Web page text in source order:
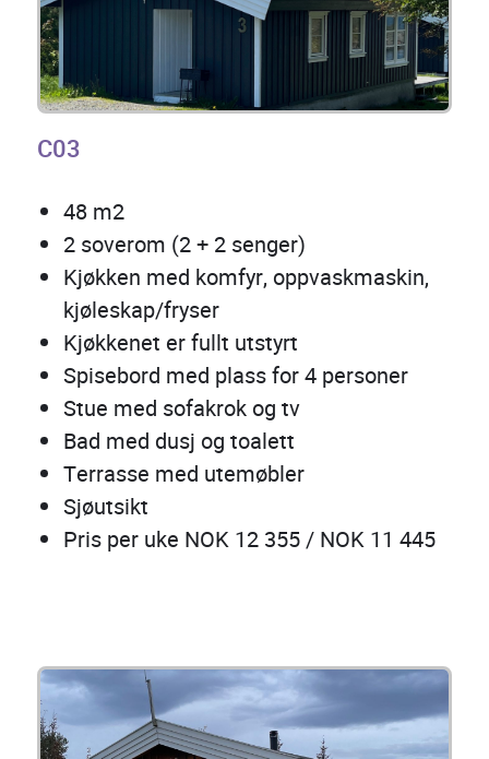
C03
48 m2
2 soverom (2 + 2 senger)
Kjøkken med komfyr, oppvaskmaskin,
kjøleskap/fryser
Kjøkkenet er fullt utstyrt
Spisebord med plass for 4 personer
Stue med sofakrok og tv
Bad med dusj og toalett
Terrasse med utemøbler
Sjøutsikt
Pris per uke NOK 12 355 / NOK 11 445